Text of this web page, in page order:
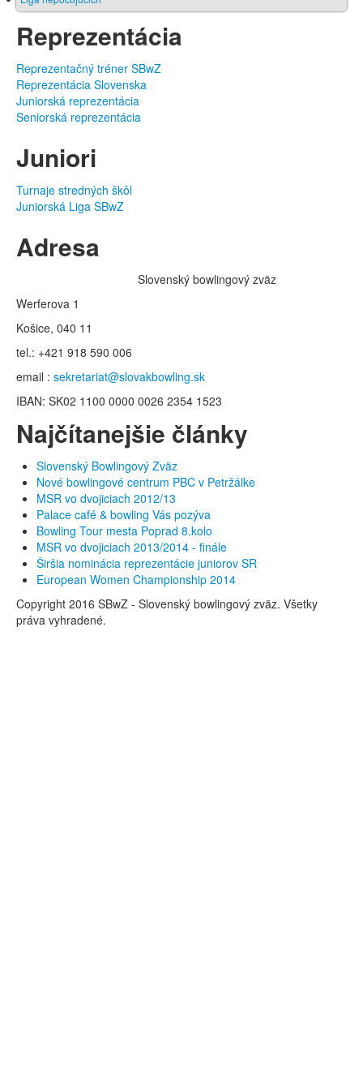
Reprezentácia
Reprezentačný tréner SBwZ
Reprezentácia Slovenska
Juniorská reprezentácia
Seniorská reprezentácia
Juniori
Turnaje stredných škôl
Juniorská Liga SBwZ
Adresa
Slovenský bowlingový zväz
Werferova 1
Košice, 040 11
tel.: +421 918 590 006
email : sekretariat@slovakbowling.sk
IBAN: SK02 1100 0000 0026 2354 1523
Najčítanejšie články
Slovenský Bowlingový Zväz
Nové bowlingové centrum PBC v Petržálke
MSR vo dvojiciach 2012/13
Palace café & bowling Vás pozýva
Bowling Tour mesta Poprad 8.kolo
MSR vo dvojiciach 2013/2014 - finále
Širšia nominácia reprezentácie juniorov SR
European Women Championship 2014
Copyright 2016 SBwZ - Slovenský bowlingový zväz. Všetky
práva vyhradené.